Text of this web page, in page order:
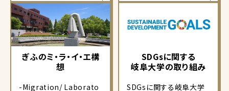
ぎふのミ・ラ・イ・エ構
想
-Migration/ Laborato
SDGsに関する
岐阜大学の取り組み
SDGsに関する岐阜大学